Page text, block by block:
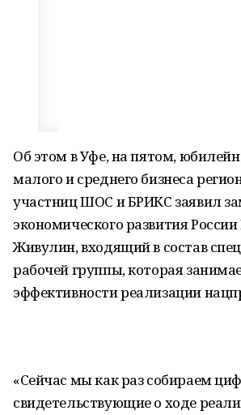
Об этом в Уфе, на пятом,
малого и среднего бизнеса
участниц ШОС и БРИКС заявил
экономического развития
Живулин, входящий в состав
рабочей группы, которая
эффективности реализации
«Сейчас мы как раз собираем
свидетельствующие о ходе